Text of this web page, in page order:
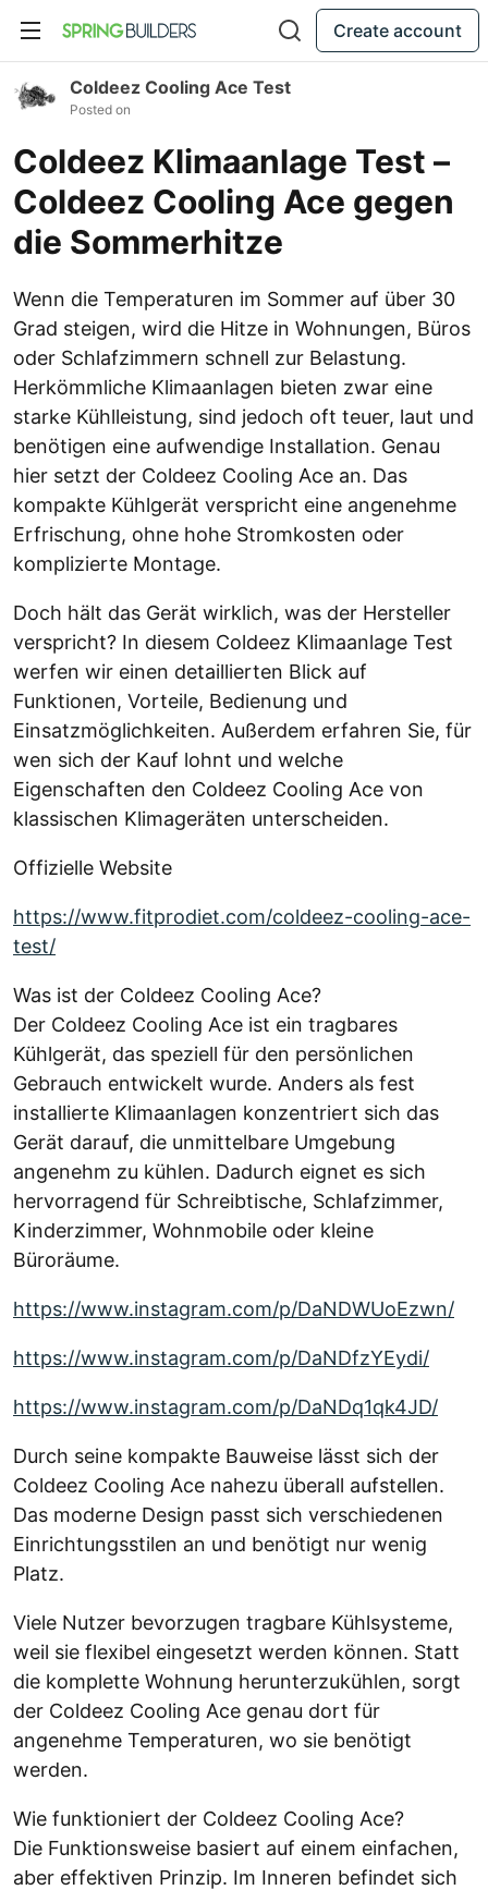
Create account
Coldeez Cooling Ace Test
Posted on
Coldeez Klimaanlage Test –
Coldeez Cooling Ace gegen
die Sommerhitze
Wenn die Temperaturen im Sommer auf über 30
Grad steigen, wird die Hitze in Wohnungen, Büros
oder Schlafzimmern schnell zur Belastung.
Herkömmliche Klimaanlagen bieten zwar eine
starke Kühlleistung, sind jedoch oft teuer, laut und
benötigen eine aufwendige Installation. Genau
hier setzt der Coldeez Cooling Ace an. Das
kompakte Kühlgerät verspricht eine angenehme
Erfrischung, ohne hohe Stromkosten oder
komplizierte Montage.
Doch hält das Gerät wirklich, was der Hersteller
verspricht? In diesem Coldeez Klimaanlage Test
werfen wir einen detaillierten Blick auf
Funktionen, Vorteile, Bedienung und
Einsatzmöglichkeiten. Außerdem erfahren Sie, für
wen sich der Kauf lohnt und welche
Eigenschaften den Coldeez Cooling Ace von
klassischen Klimageräten unterscheiden.
Offizielle Website
https://www.fitprodiet.com/coldeez-cooling-ace-
test/
Was ist der Coldeez Cooling Ace?
Der Coldeez Cooling Ace ist ein tragbares
Kühlgerät, das speziell für den persönlichen
Gebrauch entwickelt wurde. Anders als fest
installierte Klimaanlagen konzentriert sich das
Gerät darauf, die unmittelbare Umgebung
angenehm zu kühlen. Dadurch eignet es sich
hervorragend für Schreibtische, Schlafzimmer,
Kinderzimmer, Wohnmobile oder kleine
Büroräume.
https://www.instagram.com/p/DaNDWUoEzwn/
https://www.instagram.com/p/DaNDfzYEydi/
https://www.instagram.com/p/DaNDq1qk4JD/
Durch seine kompakte Bauweise lässt sich der
Coldeez Cooling Ace nahezu überall aufstellen.
Das moderne Design passt sich verschiedenen
Einrichtungsstilen an und benötigt nur wenig
Platz.
Viele Nutzer bevorzugen tragbare Kühlsysteme,
weil sie flexibel eingesetzt werden können. Statt
die komplette Wohnung herunterzukühlen, sorgt
der Coldeez Cooling Ace genau dort für
angenehme Temperaturen, wo sie benötigt
werden.
Wie funktioniert der Coldeez Cooling Ace?
Die Funktionsweise basiert auf einem einfachen,
aber effektiven Prinzip. Im Inneren befindet sich